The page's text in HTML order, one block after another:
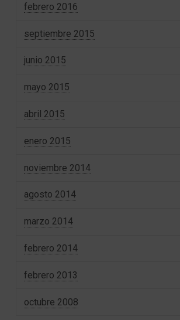
febrero 2016
septiembre 2015
junio 2015
mayo 2015
abril 2015
enero 2015
noviembre 2014
agosto 2014
marzo 2014
febrero 2014
febrero 2013
octubre 2008